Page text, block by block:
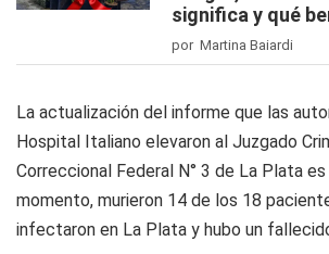
significa y qué
por Martina Baiardi
La actualización del informe que las
Hospital Italiano elevaron al Juzgado
Correccional Federal N° 3 de La Plata
momento, murieron 14 de los 18
infectaron en La Plata y hubo un